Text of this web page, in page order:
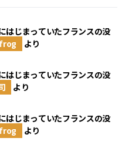
はじまっていたフランスの没
より
はじまっていたフランスの没
より
はじまっていたフランスの没
より